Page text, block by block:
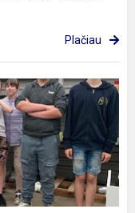
Plačiau